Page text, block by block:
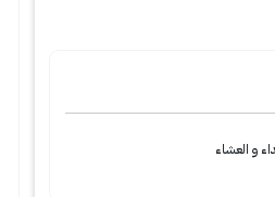
و العشاء